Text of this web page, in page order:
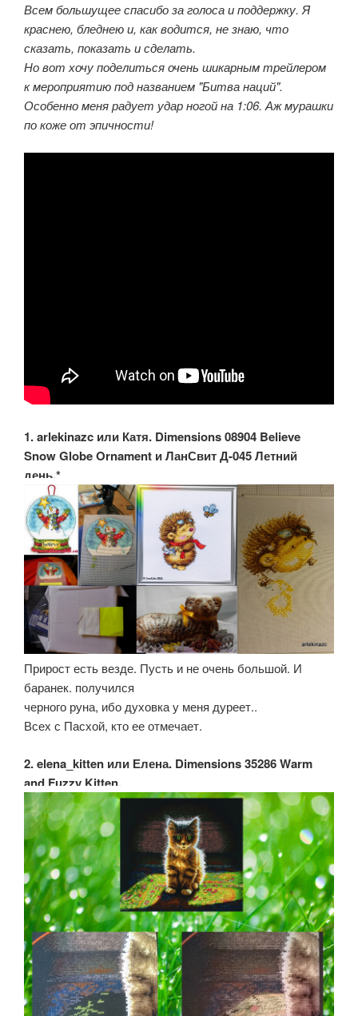
Всем большущее спасибо за голоса и поддержку. Я
краснею, бледнею и, как водится, не знаю, что
сказать, показать и сделать.
Но вот хочу поделиться очень шикарным трейлером
к мероприятию под названием "Битва наций".
Особенно меня радует удар ногой на 1:06. Аж мурашки
по коже от эпичности!
1. arlekinazc или Катя. Dimensions 08904 Believe
Snow Globe Ornament и ЛанСвит Д-045 Летний
день.*
Прирост есть везде. Пусть и не очень большой. И
баранек. получился
черного руна, ибо духовка у меня дуреет..
Всех с Пасхой, кто ее отмечает.
2. elena_kitten или Елена. Dimensions 35286 Warm
and Fuzzy Kitten.